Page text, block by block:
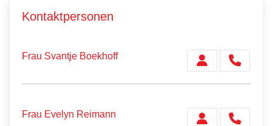
Kontaktpersonen
Frau Svantje Boekhoff
Frau Evelyn Reimann